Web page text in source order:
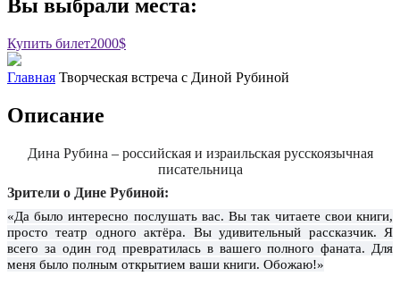
Вы выбрали места:
Купить билет2000$
Главная Творческая встреча с Диной Рубиной
Описание
Дина Рубина – российская и израильская русскоязычная
писательница
Зрители о Дине Рубиной:
«Да было интересно послушать вас. Вы так читаете свои книги,
просто театр одного актёра. Вы удивительный рассказчик. Я
всего за один год превратилась в вашего полного фаната. Для
меня было полным открытием ваши книги. Обожаю!»